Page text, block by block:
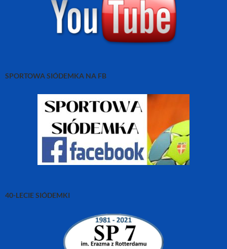
SPORTOWA SIÓDEMKA NA FB
40-LECIE SIÓDEMKI